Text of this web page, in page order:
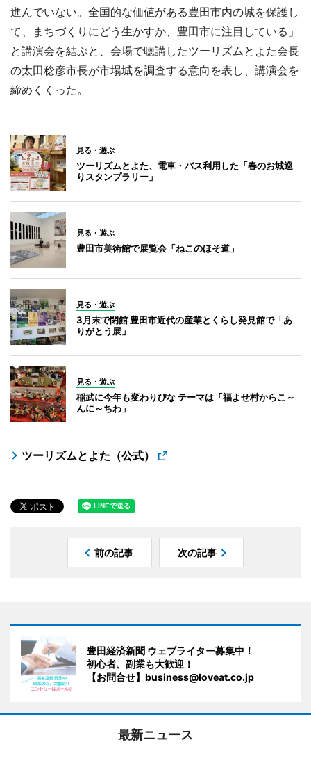
進んでいない。全国的な価値がある豊田市内の城を保護し
て、まちづくりにどう生かすか、豊田市に注目している」
と講演会を結ぶと、会場で聴講したツーリズムとよた会長
の太田稔彦市長が市場城を調査する意向を表し、講演会を
締めくくった。
見る・遊ぶ
ツーリズムとよた、電車・バス利用した「春のお城巡
りスタンプラリー」
見る・遊ぶ
豊田市美術館で展覧会「ねこのほそ道」
見る・遊ぶ
3月末で閉館 豊田市近代の産業とくらし発見館で「あ
りがとう展」
見る・遊ぶ
稲武に今年も変わりびな テーマは「福よせ村からこ～
んに～ちわ」
ツーリズムとよた（公式）
前の記事 次の記事
豊田経済新聞 ウェブライター募集中！
初心者、副業も大歓迎！
【お問合せ】business@loveat.co.jp
最新ニュース